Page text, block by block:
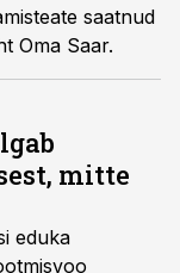
saatnud
ajaleht Oma Saar.
mitte
eduka